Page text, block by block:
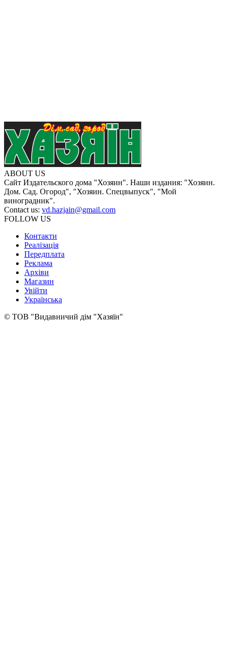
ABOUT US
Сайт Издательского дома "Хозяин". Наши издания: "Хозяин.
Дом. Сад. Огород", "Хозяин. Спецвыпуск", "Мой
виноградник".
Contact us: vd.hazjain@gmail.com
FOLLOW US
Контакти
Реалізація
Передплата
Реклама
Архіви
Магазин
Увійти
Українська
© ТОВ "Видавничий дім "Хазяїн"